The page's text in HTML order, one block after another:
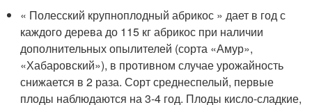
« Полесский крупноплодный абрикос » дает в год с
каждого дерева до 115 кг абрикос при наличии
дополнительных опылителей (сорта «Амур»,
«Хабаровский»), в противном случае урожайность
снижается в 2 раза. Сорт среднеспелый, первые
плоды наблюдаются на 3-4 год. Плоды кисло-сладкие,